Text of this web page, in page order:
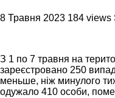
8 Травня 2023 184 views
З 1 по 7 травня на
зареєстровано 250
меньше, ніж минулого
одужало 410 особи,